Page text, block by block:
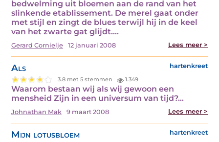
bedwelming uit bloemen aan de rand van het
slinkende etablissement. De merel gaat onder
met stijl en zingt de blues terwijl hij in de keel
van het zwarte gat glijdt.…
Gerard Cornielje 12 januari 2008 Lees meer >
Als hartenkreet
3.8 met 5 stemmen 1.349
Waarom bestaan wij als wij gewoon een
mensheid Zijn in een universum van tijd?…
Johnathan Mak 9 maart 2008 Lees meer >
Mijn lotusbloem hartenkreet